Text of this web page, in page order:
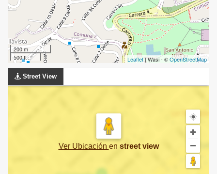
200 m
500 ft
Leaflet | Wasi - ©OpenStreetMap
Street View
Ver Ubicación en street view